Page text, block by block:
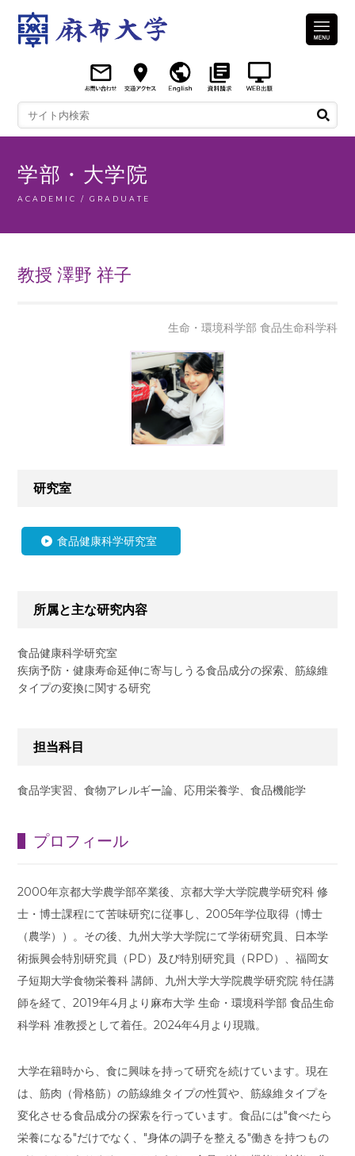
学部・大学院
ACADEMIC / GRADUATE
教授 澤野 祥子
生命・環境科学部 食品生命科学科
研究室
食品健康科学研究室
所属と主な研究内容
食品健康科学研究室
疾病予防・健康寿命延伸に寄与しうる食品成分の探索、筋線維
タイプの変換に関する研究
担当科目
食品学実習、食物アレルギー論、応用栄養学、食品機能学
プロフィール
2000年京都大学農学部卒業後、京都大学大学院農学研究科 修
士・博士課程にて苦味研究に従事し、2005年学位取得（博士
（農学））。その後、九州大学大学院にて学術研究員、日本学
術振興会特別研究員（PD）及び特別研究員（RPD）、福岡女
子短期大学食物栄養科 講師、九州大学大学院農学研究院 特任講
師を経て、2019年4月より麻布大学 生命・環境科学部 食品生命
科学科 准教授として着任。2024年4月より現職。
大学在籍時から、食に興味を持って研究を続けています。現在
は、筋肉（骨格筋）の筋線維タイプの性質や、筋線維タイプを
変化させる食品成分の探索を行っています。食品には"食べたら
栄養になる"だけでなく、"身体の調子を整える"働きを持つもの